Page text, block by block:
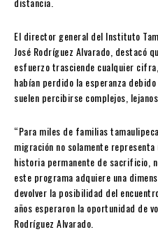
El director general del Instituto
José Rodríguez Alvarado, destacó
esfuerzo trasciende cualquier
habían perdido la esperanza
suelen percibirse complejos,
“Para miles de familias
migración no solamente representa
historia permanente de sacrificio,
este programa adquiere una
devolver la posibilidad del
años esperaron la oportunidad de
Rodríguez Alvarado.